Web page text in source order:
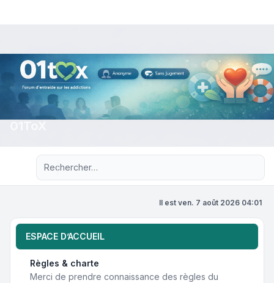
Recherche avancée
Il est ven. 7 août 2026 04:01
ESPACE D’ACCUEIL
Règles & charte
Merci de prendre connaissance des règles du